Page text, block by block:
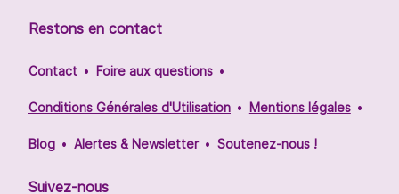
Restons en contact
Contact Foire aux questions
Conditions Générales d'Utilisation Mentions légales
Blog Alertes & Newsletter Soutenez-nous !
Suivez-nous